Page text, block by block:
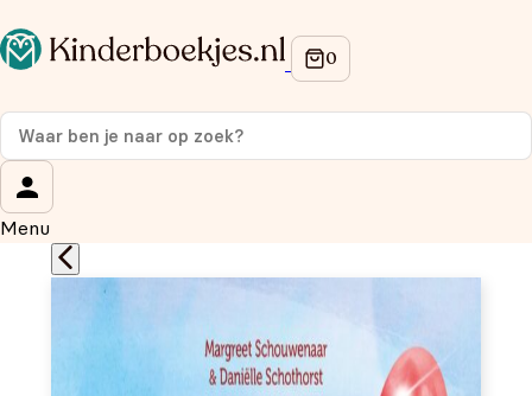
Menu
Op de hoogte blijven van onze acties?
Meld je aan voor onze nieuwsbrief en ontvang
korting
Wat is je voornaam?
Wat is je e-mailadres?*
Aanmelden